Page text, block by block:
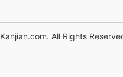
Kanjian.com. All Rights